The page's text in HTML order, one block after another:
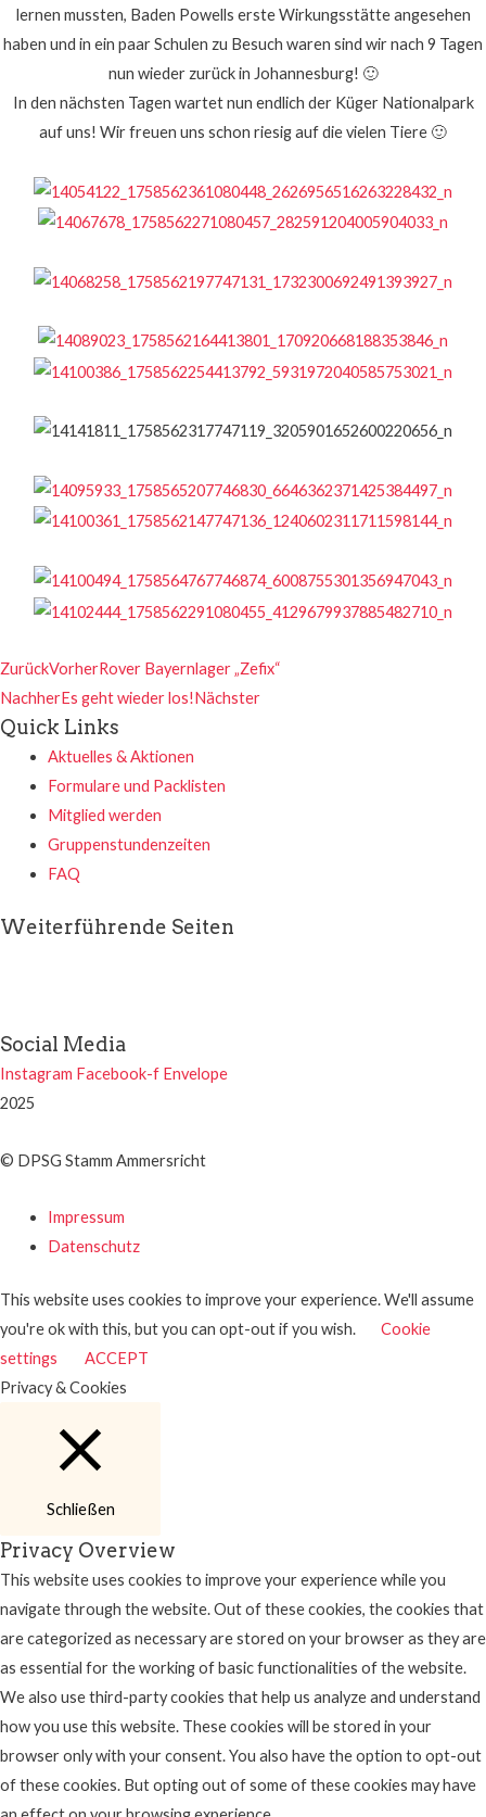
lernen mussten, Baden Powells erste Wirkungsstätte angesehen
haben und in ein paar Schulen zu Besuch waren sind wir nach 9 Tagen
nun wieder zurück in Johannesburg! 🙂
In den nächsten Tagen wartet nun endlich der Küger Nationalpark
auf uns! Wir freuen uns schon riesig auf die vielen Tiere 🙂
ZurückVorherRover Bayernlager „Zefix“
NachherEs geht wieder los!Nächster
Quick Links
Aktuelles & Aktionen
Formulare und Packlisten
Mitglied werden
Gruppenstundenzeiten
FAQ
Weiterführende Seiten
Social Media
Instagram Facebook-f Envelope
2025
© DPSG Stamm Ammersricht
Impressum
Datenschutz
This website uses cookies to improve your experience. We'll assume
you're ok with this, but you can opt-out if you wish.
Cookie
settings
ACCEPT
Privacy & Cookies
Schließen
Privacy Overview
This website uses cookies to improve your experience while you
navigate through the website. Out of these cookies, the cookies that
are categorized as necessary are stored on your browser as they are
as essential for the working of basic functionalities of the website.
We also use third-party cookies that help us analyze and understand
how you use this website. These cookies will be stored in your
browser only with your consent. You also have the option to opt-out
of these cookies. But opting out of some of these cookies may have